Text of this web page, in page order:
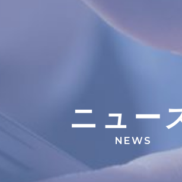
ニ ュ ー
NEWS